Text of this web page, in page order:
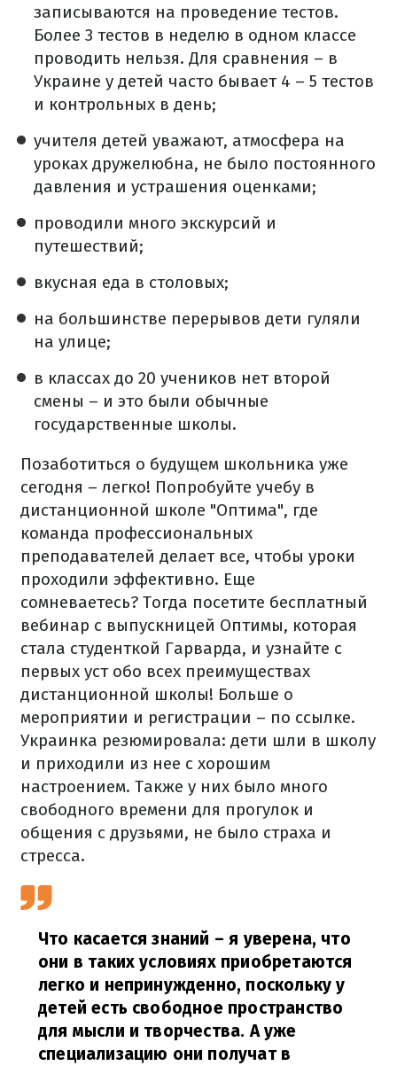
записываются на проведение тестов.
Более 3 тестов в неделю в одном классе
проводить нельзя. Для сравнения – в
Украине у детей часто бывает 4 – 5 тестов
и контрольных в день;
учителя детей уважают, атмосфера на
уроках дружелюбна, не было постоянного
давления и устрашения оценками;
проводили много экскурсий и
путешествий;
вкусная еда в столовых;
на большинстве перерывов дети гуляли
на улице;
в классах до 20 учеников нет второй
смены – и это были обычные
государственные школы.
Позаботиться о будущем школьника уже
сегодня – легко! Попробуйте учебу в
дистанционной школе "Оптима", где
команда профессиональных
преподавателей делает все, чтобы уроки
проходили эффективно. Еще
сомневаетесь? Тогда посетите бесплатный
вебинар с выпускницей Оптимы, которая
стала студенткой Гарварда, и узнайте с
первых уст обо всех преимуществах
дистанционной школы! Больше о
мероприятии и регистрации – по ссылке.
Украинка резюмировала: дети шли в школу
и приходили из нее с хорошим
настроением. Также у них было много
свободного времени для прогулок и
общения с друзьями, не было страха и
стресса.
Что касается знаний – я уверена, что
они в таких условиях приобретаются
легко и непринужденно, поскольку у
детей есть свободное пространство
для мысли и творчества. А уже
специализацию они получат в